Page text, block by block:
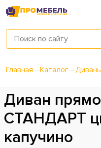
Главная—Каталог—
Диван
СТАНДАРТ
капучино